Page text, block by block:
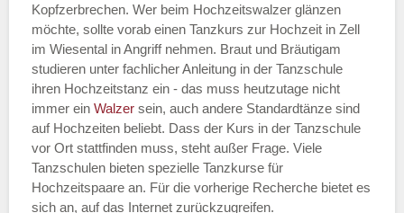
ÖFFNUNGSZEITEN HINZUFÜGEN
Dienstag
—
ÖFFNUNGSZEITEN HINZUFÜGEN
Kopfzerbrechen. Wer beim Hochzeitswalzer glänzen
möchte, sollte vorab einen Tanzkurs zur Hochzeit in Zell
im Wiesental in Angriff nehmen. Braut und Bräutigam
studieren unter fachlicher Anleitung in der Tanzschule
ihren Hochzeitstanz ein - das muss heutzutage nicht
immer ein Walzer sein, auch andere Standardtänze sind
auf Hochzeiten beliebt. Dass der Kurs in der Tanzschule
vor Ort stattfinden muss, steht außer Frage. Viele
Tanzschulen bieten spezielle Tanzkurse für
Hochzeitspaare an. Für die vorherige Recherche bietet es
sich an, auf das Internet zurückzugreifen.